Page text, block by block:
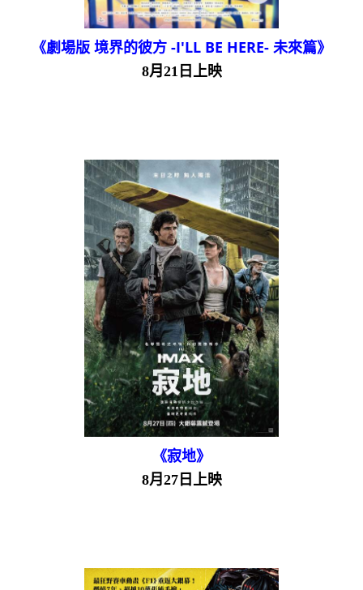
《劇場版 境界的彼方 -I'LL BE HERE- 未來篇》
8月21日上映
《寂地》
8月27日上映